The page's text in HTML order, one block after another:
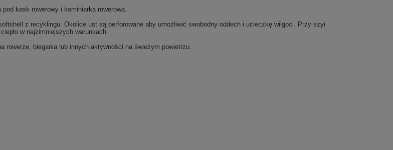
kask rowerowy i kominiarka rowerowa.
z recyklingu. Okolice ust są perforowane aby umożliwić swobodny oddech i ucieczkę wilgoci. Przy szyi
w najzimniejszych warunkach.
rowerze, biegania lub innych aktywności na świeżym powietrzu.